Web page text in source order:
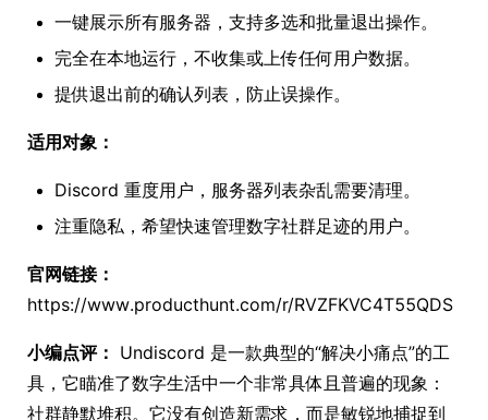
一键展示所有服务器，支持多选和批量退出操作。
完全在本地运行，不收集或上传任何用户数据。
提供退出前的确认列表，防止误操作。
适用对象：
Discord 重度用户，服务器列表杂乱需要清理。
注重隐私，希望快速管理数字社群足迹的用户。
官网链接：
https://www.producthunt.com/r/RVZFKVC4T55QDS
小编点评： Undiscord 是一款典型的“解决小痛点”的工
具，它瞄准了数字生活中一个非常具体且普遍的现象：
社群静默堆积。它没有创造新需求，而是敏锐地捕捉到